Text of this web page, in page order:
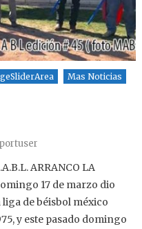
Mas Noticias
ARRANCO LA
17 de marzo dio
de béisbol méxico
y este pasado domingo